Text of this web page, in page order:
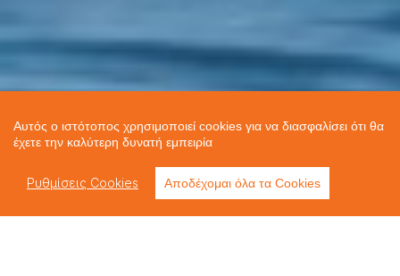
Αυτός ο ιστότοπος χρησιμοποιεί cookies για να διασφαλίσει ότι θα
έχετε την καλύτερη δυνατή εμπειρία
Ρυθμίσεις Cookies Αποδέχομαι όλα τα Cookies